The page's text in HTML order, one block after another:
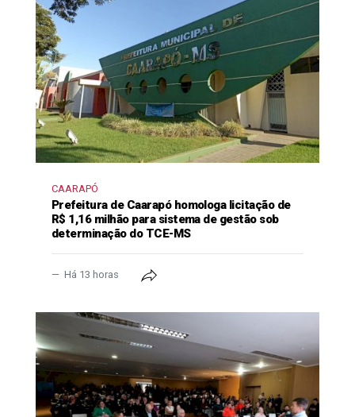
CAARAPÓ
Prefeitura de Caarapó homologa licitação de
R$ 1,16 milhão para sistema de gestão sob
determinação do TCE-MS
Há 13 horas